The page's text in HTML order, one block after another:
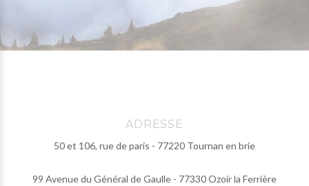
ADRESSE
50 et 106, rue de paris - 77220 Tournan en brie
99 Avenue du Général de Gaulle - 77330 Ozoir la Ferrière